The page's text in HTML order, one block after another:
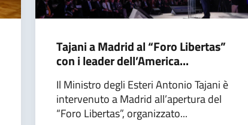
Tajani a Madrid al “Foro Libertas”
con i leader dell’America...
Il Ministro degli Esteri Antonio Tajani è
intervenuto a Madrid all’apertura del
“Foro Libertas”, organizzato...